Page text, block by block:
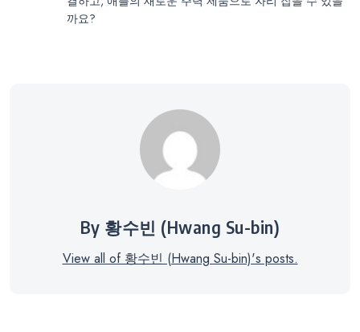
까요?
By 황수빈 (Hwang Su-bin)
View all of 황수빈 (Hwang Su-bin)'s posts.